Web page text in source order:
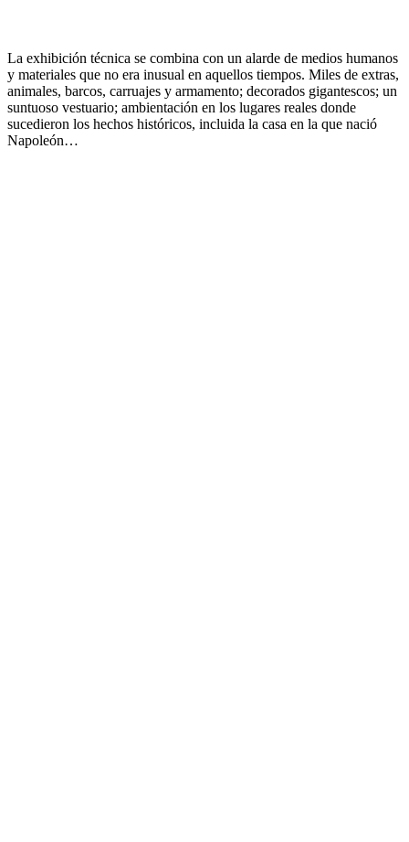
La exhibición técnica se combina con un alarde de medios humanos
y materiales que no era inusual en aquellos tiempos. Miles de extras,
animales, barcos, carruajes y armamento; decorados gigantescos; un
suntuoso vestuario; ambientación en los lugares reales donde
sucedieron los hechos históricos, incluida la casa en la que nació
Napoleón…